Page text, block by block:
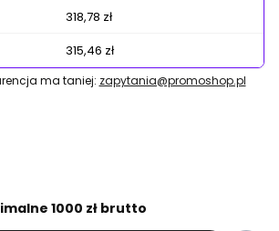
318,78 zł
315,46 zł
ma taniej: zapytania@promoshop.pl
1000 zł brutto